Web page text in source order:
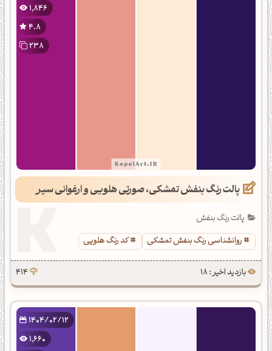
1,846
4.8
238
پالت رنگ بنفش تمشکی، صورتی هلویی و ارغوانی سیر
پالت رنگ بنفش
روانشناسی رنگ بنفش تمشکی
کد رنگ هلویی
بازدید اخیر : 18 414
1404/02/12
1,660